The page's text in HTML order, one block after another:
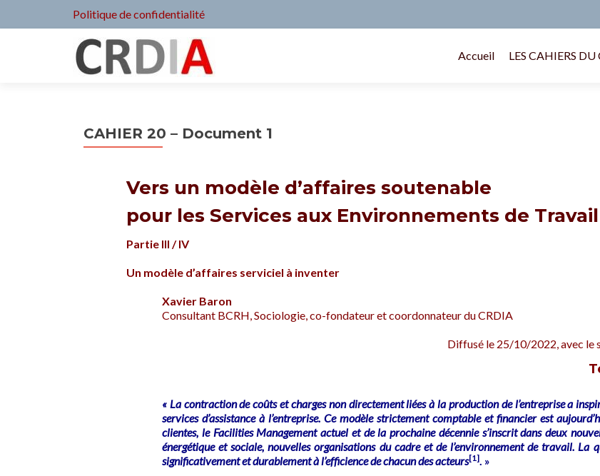
Politique de confidentialité
Accueil LES CAHIERS
CAHIER 20 – Document 1
Vers un modèle d’affaires soutenable
pour les Services aux Environnements de Travail
Partie III / IV
Un modèle d’affaires serviciel à inventer
Xavier Baron
Consultant BCRH, Sociologie, co-fondateur et coordonnateur du CRDIA
Diffusé le 25/10/2022, avec le
« La contraction de coûts et charges non directement liées à la production de l’entreprise a
services d’assistance à l’entreprise. Ce modèle strictement comptable et financier est
clientes, le Facilities Management actuel et de la prochaine décennie s’inscrit dans deux
énergétique et sociale, nouvelles organisations du cadre et de l’environnement de travail.
significativement et durablement à l’efficience de chacun des acteurs[1]. »